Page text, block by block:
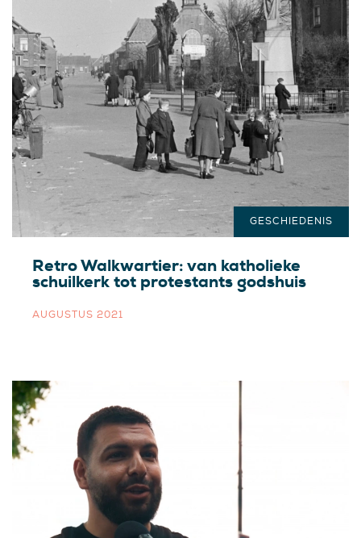
Retro Walkwartier: van katholieke
schuilkerk tot protestants godshuis
AUGUSTUS 2021
GESCHIEDENIS